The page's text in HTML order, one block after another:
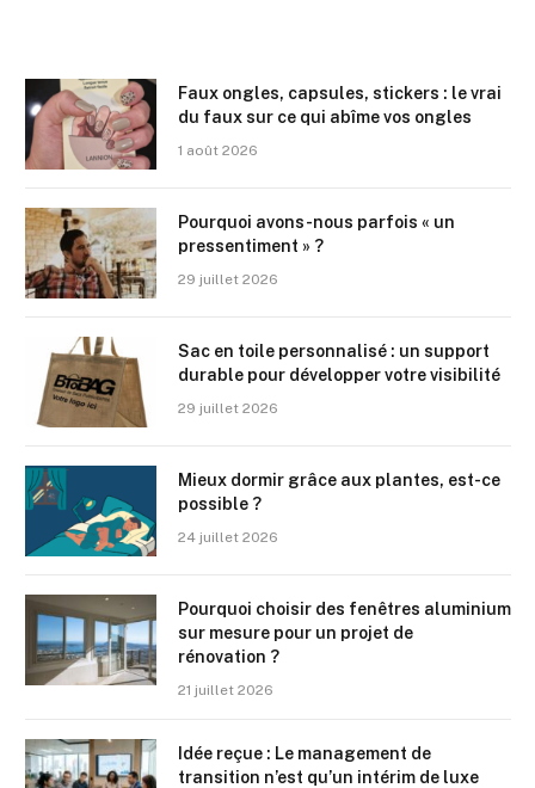
Faux ongles, capsules, stickers : le vrai
du faux sur ce qui abîme vos ongles
1 août 2026
Pourquoi avons-nous parfois « un
pressentiment » ?
29 juillet 2026
Sac en toile personnalisé : un support
durable pour développer votre visibilité
29 juillet 2026
Mieux dormir grâce aux plantes, est-ce
possible ?
24 juillet 2026
Pourquoi choisir des fenêtres aluminium
sur mesure pour un projet de
rénovation ?
21 juillet 2026
Idée reçue : Le management de
transition n’est qu’un intérim de luxe